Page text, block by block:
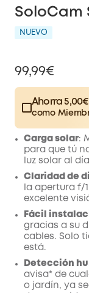
SoloCam
NUEVO
99,99€
Ahorra 5,00€
como
Save 5,00€
worth more
Carga solar:
para que tú
luz solar al
Claridad de
la apertura f/
excelente
Fácil
gracias a su
cables. Solo
está.
Detección
avisa* de
o jardín, ya